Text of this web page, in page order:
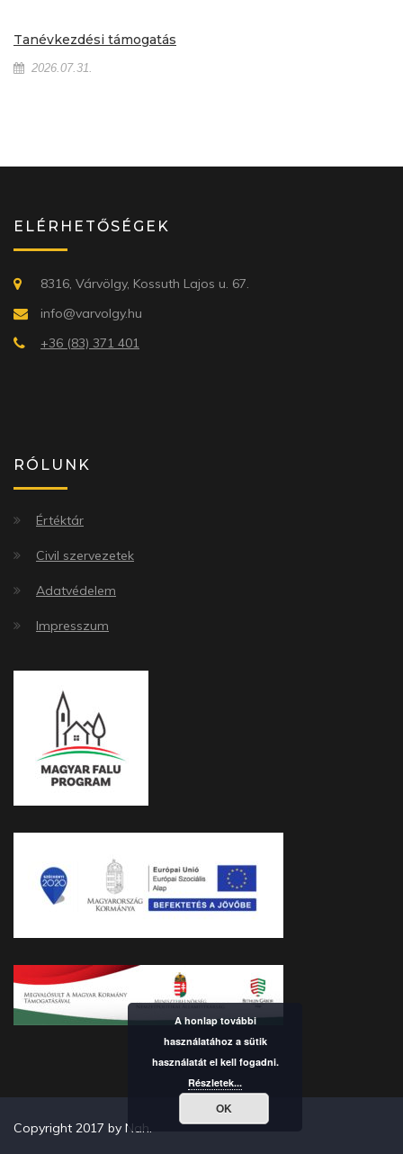
Tanévkezdési támogatás
2026.07.31.
ELÉRHETŐSÉGEK
8316, Várvölgy, Kossuth Lajos u. 67.
info@varvolgy.hu
+36 (83) 371 401
RÓLUNK
Értéktár
Civil szervezetek
Adatvédelem
Impresszum
Copyright 2017 by Nah.
A honlap további
használatához a sütik
használatát el kell fogadni.
Részletek...
OK